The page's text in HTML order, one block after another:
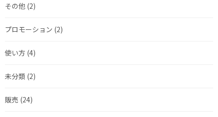
その他 (2)
プロモーション (2)
使い方 (4)
未分類 (2)
販売 (24)